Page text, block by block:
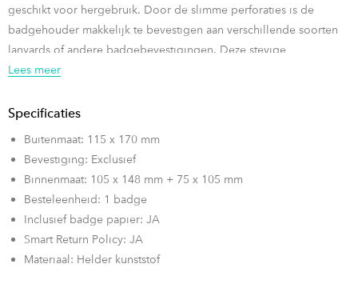
geschikt voor hergebruik. Door de slimme perforaties is de
badgehouder makkelijk te bevestigen aan verschillende soorten
lanyards of andere badgebevestigingen. Deze stevige
badgehouder wordt geleverd met 115x148 mm A6 én 75x105 mm
Lees meer
Specificaties
Buitenmaat: 115 x 170 mm
Bevestiging: Exclusief
Binnenmaat: 105 x 148 mm + 75 x 105 mm
Besteleenheid: 1 badge
Inclusief badge papier: JA
Smart Return Policy: JA
Materiaal: Helder kunststof